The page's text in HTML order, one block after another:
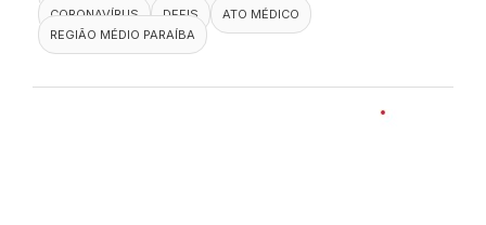
CORONAVÍRUS
DEFIS
ATO MÉDICO
REGIÃO MÉDIO PARAÍBA